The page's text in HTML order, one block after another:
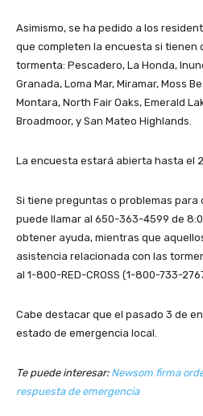
Asimismo, se ha pedido a los
que completen la encuesta si tienen
tormenta: Pescadero, La Honda,
Granada, Loma Mar, Miramar, Moss
Montara, North Fair Oaks, Emerald
Broadmoor, y San Mateo Highlands.
La encuesta estará abierta hasta el
Si tiene preguntas o problemas para
puede llamar al 650-363-4599 de
obtener ayuda, mientras que
asistencia relacionada con las
al 1-800-RED-CROSS (1-800-733-
Cabe destacar que el pasado 3 de
estado de emergencia local.
Te puede interesar: Newsom firma
respuesta de emergencia